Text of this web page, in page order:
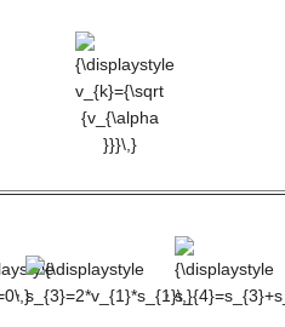
{\displaystyle
v_{k}={\sqrt
{v_{\alpha
}}}\,}
,
s_{3}=2*v_{1}*s_{1}\,}
,
{\displaystyle